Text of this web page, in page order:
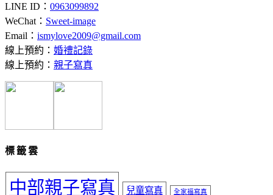
LINE ID： 0963099892
WeChat： Sweet-image
Email： ismylove2009@gmail.com
線上預約： 婚禮記錄
線上預約： 親子寫真
標籤雲
中部親子寫真 兒童寫真 全家福寫真